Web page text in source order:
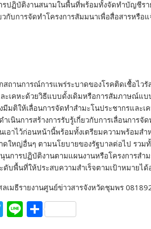
ปฏิบัติงานสนามในพื้นที่พร้อมทั้งจัดทำบัญชีรา
วกับการจัดทำโครงการสัมมนาเพื่อสื่อสารหรื
สถานการณ์การแพร่ระบาดของโรคติดเชื้อไว
ะเคหะด้วยวิธีแบบดั้งเดิมหรือการสัมภาษณ์แ
มีมติให้เลื่อนการจัดทำสำมะโนประชากรแล
ำเนินการสร้างการรับรู้เกี่ยวกับการเลื่อนการ
เอาไว้ก่อนหน้านี้พร้อมทั้งเตรียมความพร้อมส
ดใหญ่อื่นๆ ตามนโยบายของรัฐบาลต่อไป รวม
นการปฏิบัติงานตามแผนงานหรือโครงการสำ
ดับพื้นที่ให้ประสบความสำเร็จตามเป้าหมายไ
ลเมธีรายงานศูนย์ข่าวสารจังหวัดชุมพร
T Li S